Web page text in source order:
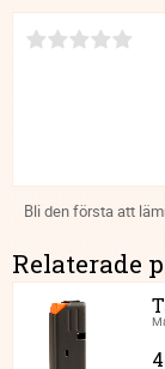
Bli den första att
Relaterade